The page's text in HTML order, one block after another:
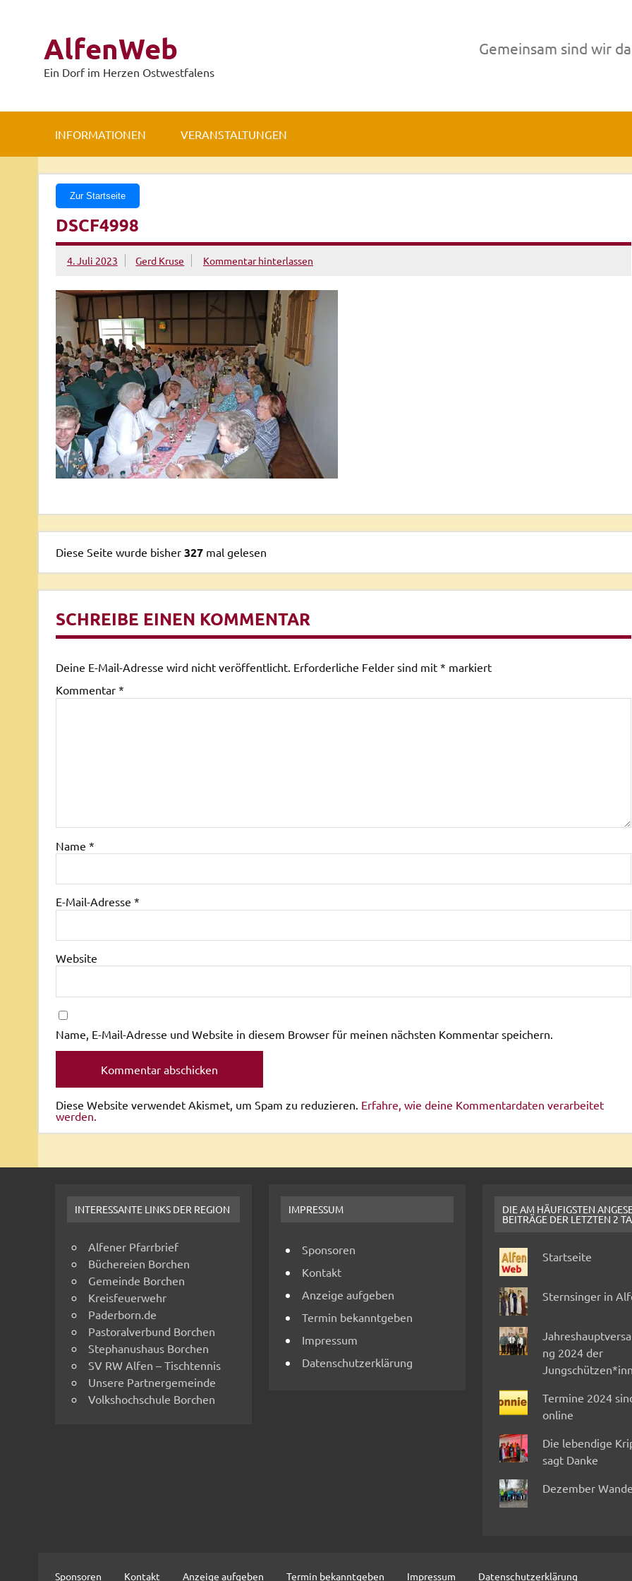
AlfenWeb
Ein Dorf im Herzen Ostwestfalens
Gemeinsam sind wir
INFORMATIONEN VERANSTALTUNGEN
Zur Startseite
DSCF4998
4. Juli 2023 Gerd Kruse Kommentar hinterlassen
Diese Seite wurde bisher327 mal gelesen
SCHREIBE EINEN KOMMENTAR
Deine E-Mail-Adresse wird nicht veröffentlicht. Erforderliche Felder sind mit * markiert
Kommentar *
Name *
E-Mail-Adresse *
Website
Name, E-Mail-Adresse und Website in diesem Browser für meinen nächsten Kommentar speichern.
Diese Website verwendet Akismet, um Spam zu reduzieren. Erfahre, wie deine Kommentardaten verarbeitet
werden.
INTERESSANTE LINKS DER REGION
Alfener Pfarrbrief
Büchereien Borchen
Gemeinde Borchen
Kreisfeuerwehr
Paderborn.de
Pastoralverbund Borchen
Stephanushaus Borchen
SV RW Alfen – Tischtennis
Unsere Partnergemeinde
Volkshochschule Borchen
IMPRESSUM
Sponsoren
Kontakt
Anzeige aufgeben
Termin bekanntgeben
Impressum
Datenschutzerklärung
DIE AM HÄUFIGSTEN
BEITRÄGE DER LETZTEN 2
Startseite
Sternsinger in
ng 2024 der
Termine 2024
online
Die lebendige
sagt Danke
Dezember
Sponsoren Kontakt Anzeige aufgeben Termin bekanntgeben Impressum Datenschutzerklärung